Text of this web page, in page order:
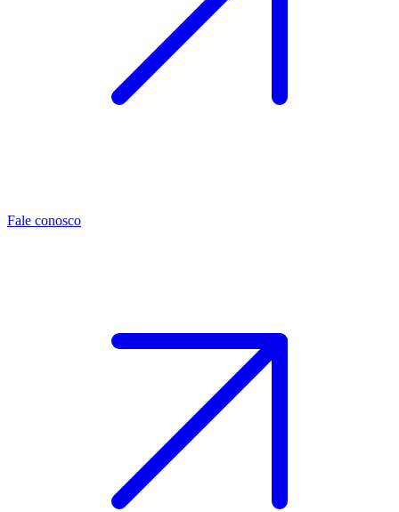
Fale conosco